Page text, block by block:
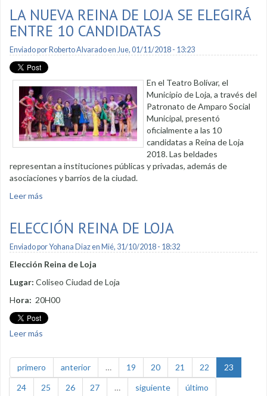
LA NUEVA REINA DE LOJA SE ELEGIRÁ
ENTRE 10 CANDIDATAS
Enviado por Roberto Alvaradoen Jue, 01/11/2018 - 13:23
En el Teatro Bolívar, el
Municipio de Loja, a través del
Patronato de Amparo Social
Municipal, presentó
oficialmente a las 10
candidatas a Reina de Loja
2018. Las beldades
representan a instituciones públicas y privadas, además de
asociaciones y barrios de la ciudad.
Leer más
ELECCIÓN REINA DE LOJA
Enviado porYohana Diazen Mié, 31/10/2018 - 18:32
Elección Reina de Loja
Lugar: Coliseo Ciudad de Loja
Hora: 20H00
Leer más
primero anterior … 19 20 21 22
23
24
25 26 27 … siguiente último